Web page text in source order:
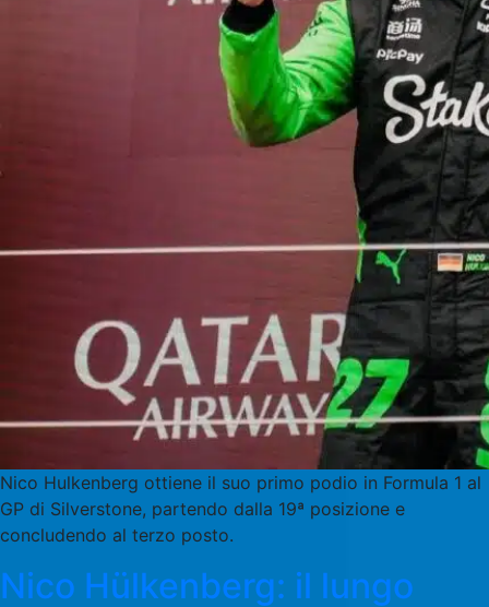
Nico Hulkenberg ottiene il suo primo podio in Formula 1 al
GP di Silverstone, partendo dalla 19ª posizione e
concludendo al terzo posto.
Nico Hülkenberg: il lungo